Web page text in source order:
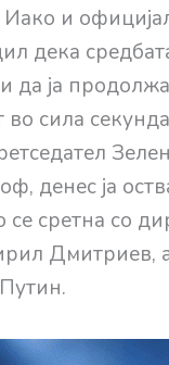
и
дека
да ја
во сила
денес ја
се сретна со